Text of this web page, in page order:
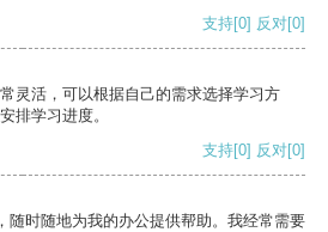
支持[0] 反对[0]
灵活，可以根据自己的需求选择学习方
排学习进度。
支持[0] 反对[0]
随时随地为我的办公提供帮助。我经常需要